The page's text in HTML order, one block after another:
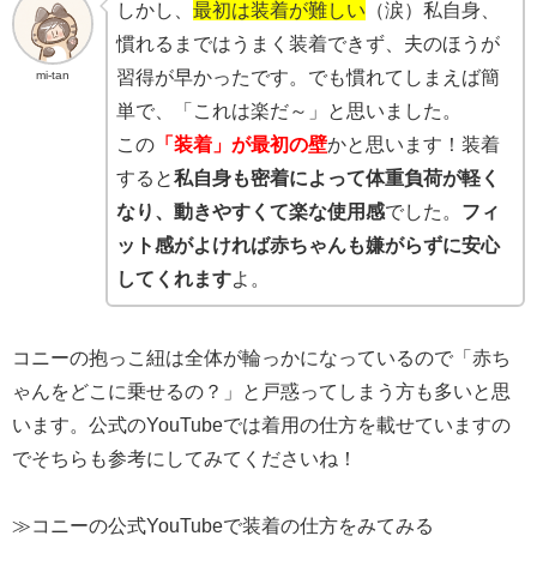
mi-tan
しかし、最初は装着が難しい （涙）私自身、
慣れるまではうまく装着できず、夫のほうが
習得が早かったです。でも慣れてしまえば簡
単で、「これは楽だ～」と思いました。
この 「装着」が最初の壁かと思います！装着
すると私自身も密着によって体重負荷が軽く
なり、動きやすくて楽な使用感でした。 フィ
ット感がよければ赤ちゃんも嫌がらずに安心
してくれますよ。
コニーの抱っこ紐は全体が輪っかになっているので「赤ち
ゃんをどこに乗せるの？」と戸惑ってしまう方も多いと思
います。公式のYouTubeでは着用の仕方を載せていますの
でそちらも参考にしてみてくださいね！
≫コニーの公式YouTubeで装着の仕方をみてみる